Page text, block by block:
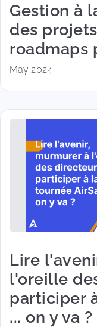
Gestion à
des
roadmaps
May 2024
Lire
l'oreille
participer
... on y va ?